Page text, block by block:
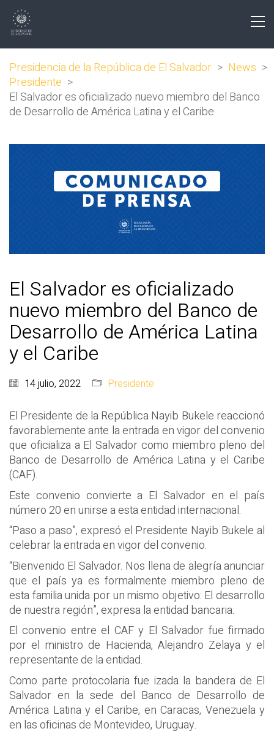
Presidencia de la República de El Salvador > News >
Presidente >
El Salvador es oficializado nuevo miembro del Banco
de Desarrollo de América Latina y el Caribe
El Salvador es oficializado
nuevo miembro del Banco de
Desarrollo de América Latina
y el Caribe
14 julio, 2022 Presidente
El Presidente de la República Nayib Bukele reaccionó
favorablemente ante la entrada en vigor del convenio
que oficializa a El Salvador como miembro pleno del
Banco de Desarrollo de América Latina y el Caribe
(CAF).
Este convenio convierte a El Salvador en el país
número 20 en unirse a esta entidad internacional.
“Paso a paso”, expresó el Presidente Nayib Bukele al
celebrar la entrada en vigor del convenio.
“Bienvenido El Salvador. Nos llena de alegría anunciar
que el país ya es formalmente miembro pleno de
esta familia unida por un mismo objetivo: El desarrollo
de nuestra región”, expresa la entidad bancaria.
El convenio entre el CAF y El Salvador fue firmado
por el ministro de Hacienda, Alejandro Zelaya y el
representante de la entidad.
Como parte protocolaria fue izada la bandera de El
Salvador en la sede del Banco de Desarrollo de
América Latina y el Caribe, en Caracas, Venezuela y
en las oficinas de Montevideo, Uruguay.